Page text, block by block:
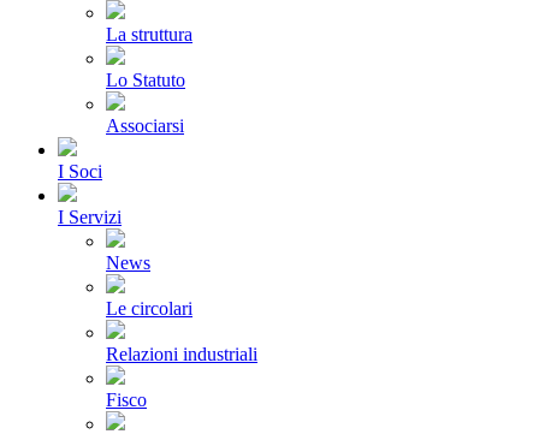
La struttura
Lo Statuto
Associarsi
I Soci
I Servizi
News
Le circolari
Relazioni industriali
Fisco